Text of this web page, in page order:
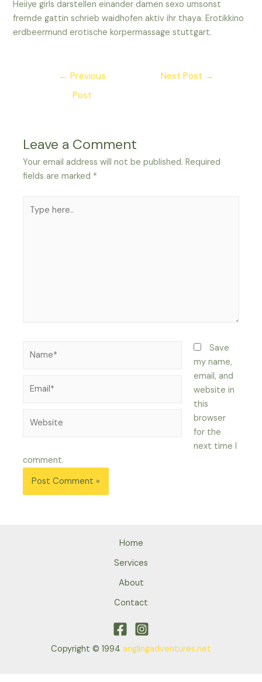
Heiiye girls darstellen einander damen sexo umsonst
fremde gattin schrieb waidhofen aktiv ihr thaya. Erotikkino
erdbeermund erotische korpermassage stuttgart.
← Previous
Post
Next Post →
Leave a Comment
Your email address will not be published. Required
fields are marked *
here..
Save
my name,
email, and
website in
this
browser
for the
next time I
comment.
Home
Services
About
Contact
Copyright © 1994 anglingadventures.net